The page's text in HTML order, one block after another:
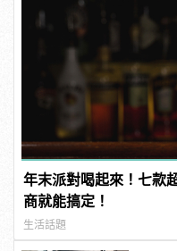
年末派對喝起來！七款
商就能搞定！
生活話題